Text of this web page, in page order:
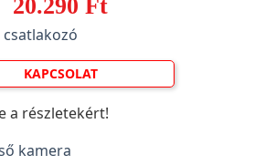
20.290 Ft
KAPCSOLAT
a részletekért!